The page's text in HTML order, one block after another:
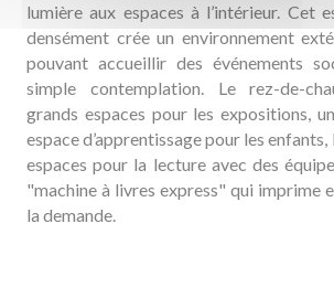
lumière aux espaces à l’intérieur. Cet
densément crée un environnement
pouvant accueillir des événements
simple contemplation. Le rez-de-
grands espaces pour les expositions,
espace d’apprentissage pour les
espaces pour la lecture avec des
"machine à livres express" qui imprime
la demande.